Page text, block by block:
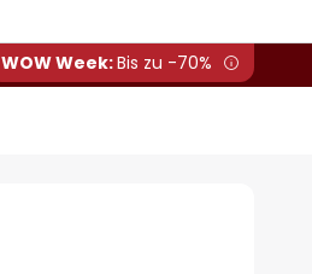
WOW Week:Bis zu -70%